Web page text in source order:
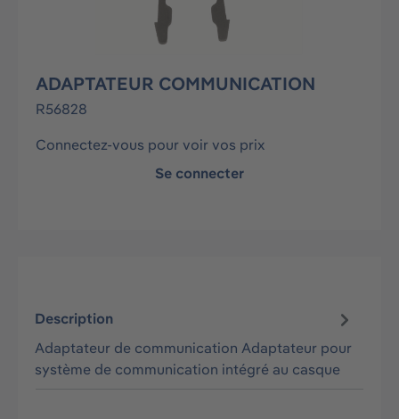
ADAPTATEUR COMMUNICATION
R56828
Connectez-vous pour voir vos prix
Se connecter
Description
Adaptateur de communication Adaptateur pour
système de communication intégré au casque